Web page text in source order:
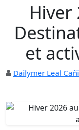
Hiver
et
Dailymer Leal